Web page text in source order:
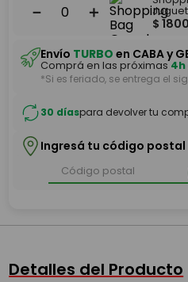
＋
－
$
Envío TURBO en CABA y
Comprá en las próximas4h
*Si es feriado, se entrega el
30 díaspara devolver tu
Ingresá tu código postal
Detalles del Producto